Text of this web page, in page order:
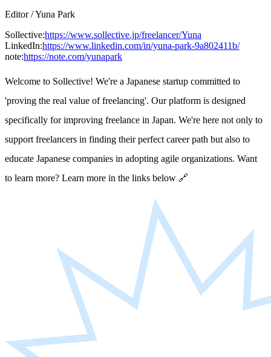
Editor/Yuna Park
Sollective:https://www.sollective.jp/freelancer/Yuna
LinkedIn:https://www.linkedin.com/in/yuna-park-9a802411b/
note:https://note.com/yunapark
Welcome to Sollective! We're a Japanese startup committed to
'proving the real value of freelancing'. Our platform is designed
specifically for improving freelance in Japan. We're here not only to
support freelancers in finding their perfect career path but also to
educate Japanese companies in adopting agile organizations. Want
to learn more? Learn more in the links below 🔗